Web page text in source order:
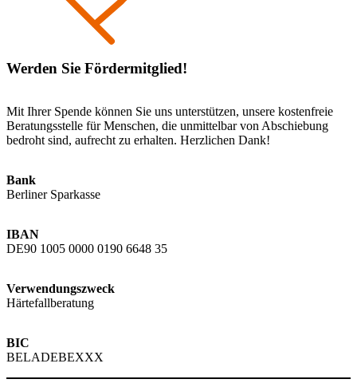
Werden Sie Fördermitglied!
Mit Ihrer Spende können Sie uns unterstützen, unsere kostenfreie
Beratungsstelle für Menschen, die unmittelbar von Abschiebung
bedroht sind, aufrecht zu erhalten. Herzlichen Dank!
Bank
Berliner Sparkasse
IBAN
DE90 1005 0000 0190 6648 35
Verwendungszweck
Härtefallberatung
BIC
BELADEBEXXX